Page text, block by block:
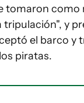
tomaron como
tripulación", y
el barco y
piratas.